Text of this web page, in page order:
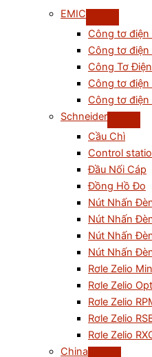
EMIC
Công tơ điện
Công tơ
Công Tơ
Công tơ điện
Công tơ điện
Schneider
Cầu Chì
Control
Đầu Nối Cáp
Đồng Hồ Đo
Nút Nhấn
Nút Nhấn
Nút Nhấn
Nút Nhấn
Rơle Zelio
Rơle Zelio
Rơle Zelio
Rơle Zelio
Rơle Zelio
China